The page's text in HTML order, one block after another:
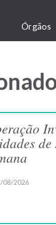
Órgãos
08/2026